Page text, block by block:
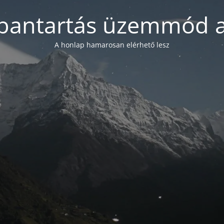
üzemmód
A honlap hamarosan elérhető lesz